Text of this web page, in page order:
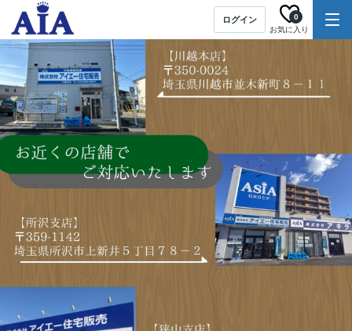
ログイン
お気に入り
0